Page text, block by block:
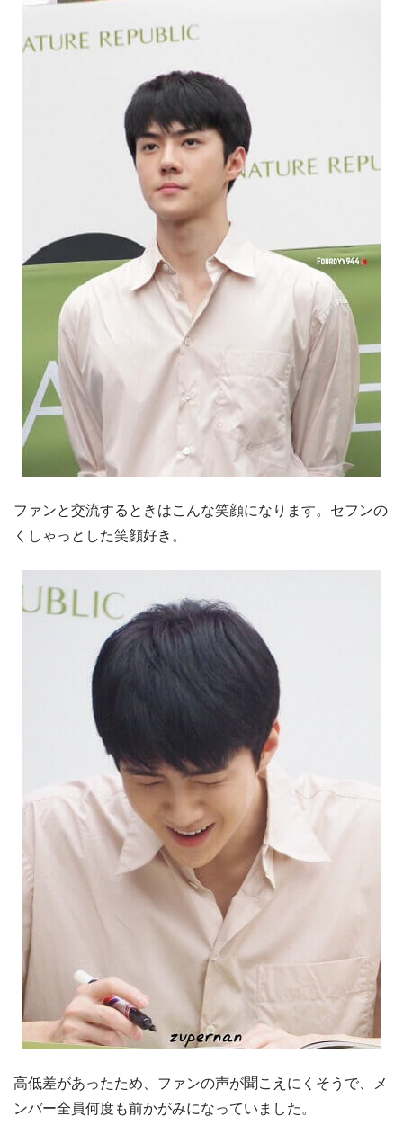
ファンと交流するときはこんな笑顔になります。セフンの
くしゃっとした笑顔好き。
高低差があったため、ファンの声が聞こえにくそうで、メ
ンバー全員何度も前かがみになっていました。